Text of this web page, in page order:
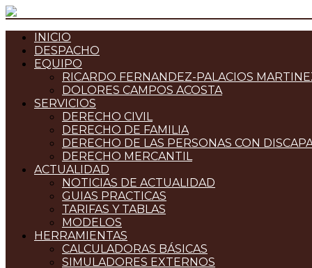
INICIO
DESPACHO
EQUIPO
RICARDO FERNANDEZ-PALACIOS
DOLORES CAMPOS ACOSTA
SERVICIOS
DERECHO CIVIL
DERECHO DE FAMILIA
DERECHO DE LAS PERSONAS CON
DERECHO MERCANTIL
ACTUALIDAD
NOTICIAS DE ACTUALIDAD
GUIAS PRACTICAS
TARIFAS Y TABLAS
MODELOS
HERRAMIENTAS
CALCULADORAS BÁSICAS
SIMULADORES EXTERNOS